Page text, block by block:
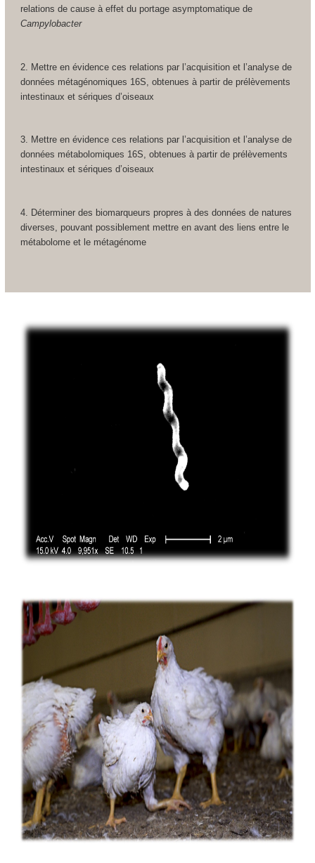
relations de cause à effet du portage asymptomatique de
Campylobacter
2. Mettre en évidence ces relations par l’acquisition et l’analyse de
données métagénomiques 16S, obtenues à partir de prélèvements
intestinaux et sériques d’oiseaux
3. Mettre en évidence ces relations par l’acquisition et l’analyse de
données métabolomiques 16S, obtenues à partir de prélèvements
intestinaux et sériques d’oiseaux
4. Déterminer des biomarqueurs propres à des données de natures
diverses, pouvant possiblement mettre en avant des liens entre le
métabolome et le métagénome